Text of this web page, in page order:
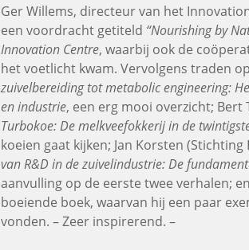
Ger Willems, directeur van het
een voordracht getiteld “Nourishing by
Innovation Centre, waarbij ook de
het voetlicht kwam. Vervolgens traden
zuivelbereiding tot metabolic engineering:
en industrie, een erg mooi overzicht;
Turbokoe: De melkveefokkerij in de
koeien gaat kijken; Jan Korsten
van R&D in de zuivelindustrie: De
aanvulling op de eerste twee verhalen;
boeiende boek, waarvan hij een paar
vonden. – Zeer inspirerend. –